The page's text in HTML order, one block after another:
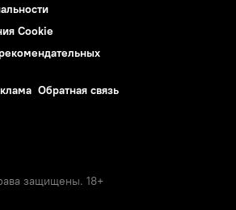
Cookie
Обратная связь
защищены. 18+